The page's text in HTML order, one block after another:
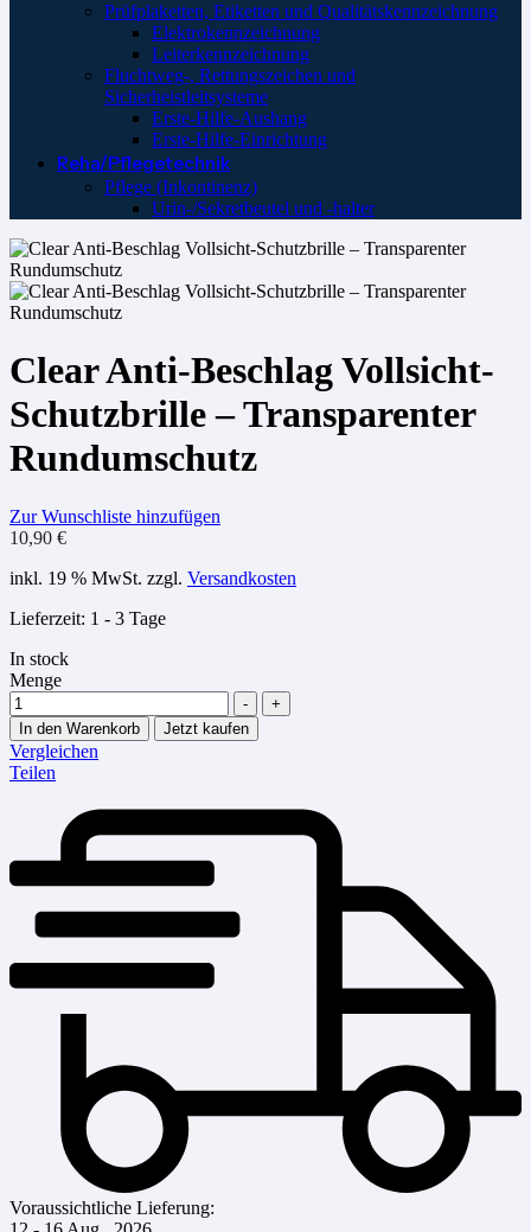
Prüfplaketten, Etiketten und Qualitätskennzeichnung
Elektrokennzeichnung
Leiterkennzeichnung
Fluchtweg-, Rettungszeichen und
Sicherheistleitsysteme
Erste-Hilfe-Aushang
Erste-Hilfe-Einrichtung
Reha/Pflegetechnik
Pflege (Inkontinenz)
Urin-/Sekretbeutel und -halter
Clear Anti-Beschlag Vollsicht-
Schutzbrille – Transparenter
Rundumschutz
Zur Wunschliste hinzufügen
10,90 €
inkl. 19 % MwSt. zzgl. Versandkosten
Lieferzeit: 1 - 3 Tage
In stock
Menge
-
+
In den Warenkorb
Jetzt kaufen
Vergleichen
Teilen
Voraussichtliche Lieferung: